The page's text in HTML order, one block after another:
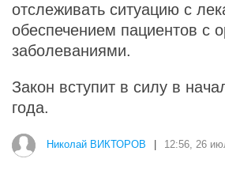
отслеживать ситуацию с
обеспечением пациентов с
заболеваниями.
Закон вступит в силу в
года.
Николай ВИКТОРОВ 12:56, 26